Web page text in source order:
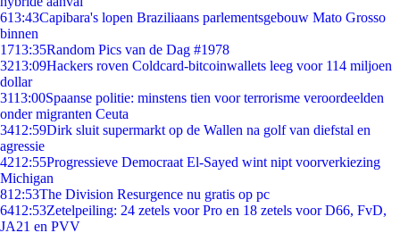
613:43Capibara's lopen Braziliaans parlementsgebouw Mato Grosso
binnen
1713:35Random Pics van de Dag #1978
3213:09Hackers roven Coldcard-bitcoinwallets leeg voor 114 miljoen
dollar
3113:00Spaanse politie: minstens tien voor terrorisme veroordeelden
onder migranten Ceuta
3412:59Dirk sluit supermarkt op de Wallen na golf van diefstal en
agressie
4212:55Progressieve Democraat El-Sayed wint nipt voorverkiezing
Michigan
812:53The Division Resurgence nu gratis op pc
6412:53Zetelpeiling: 24 zetels voor Pro en 18 zetels voor D66, FvD,
JA21 en PVV